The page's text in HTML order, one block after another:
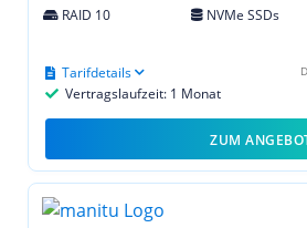
RAID 10
NVMe SSDs
Vertragslaufzeit: 1 Monat
Tarifdetails
ZUM